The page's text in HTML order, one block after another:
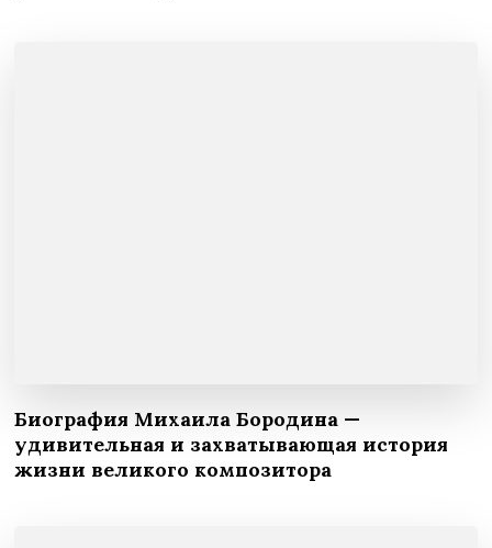
Биография Михаила Бородина —
удивительная и захватывающая история
жизни великого композитора